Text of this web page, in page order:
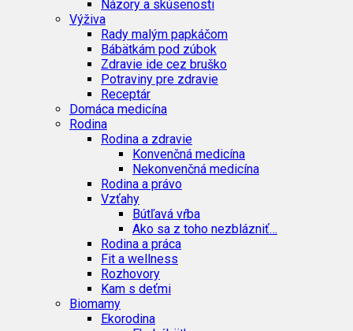
Názory a skúsenosti
Výživa
Rady malým papkáčom
Bábätkám pod zúbok
Zdravie ide cez bruško
Potraviny pre zdravie
Receptár
Domáca medicína
Rodina
Rodina a zdravie
Konvenčná medicína
Nekonvenčná medicína
Rodina a právo
Vzťahy
Bútľavá vŕba
Ako sa z toho nezblázniť…
Rodina a práca
Fit a wellness
Rozhovory
Kam s deťmi
Biomamy
Ekorodina